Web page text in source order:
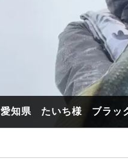
愛知県 たいち様 ブラッ